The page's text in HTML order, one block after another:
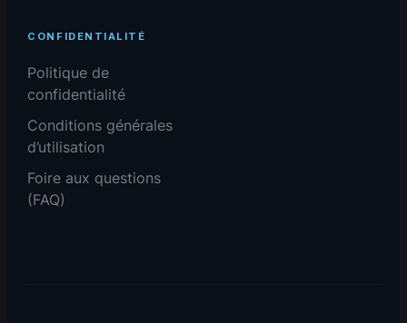
CONFIDENTIALITÉ
Politique de
confidentialité
Conditions générales
d’utilisation
Foire aux questions
(FAQ)